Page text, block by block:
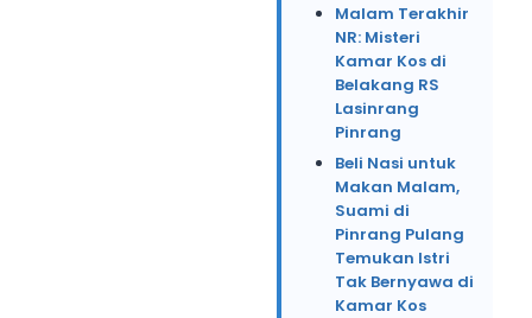
Malam Terakhir
NR: Misteri
Kamar Kos di
Belakang RS
Lasinrang
Pinrang
Beli Nasi untuk
Makan Malam,
Suami di
Pinrang Pulang
Temukan Istri
Tak Bernyawa di
Kamar Kos